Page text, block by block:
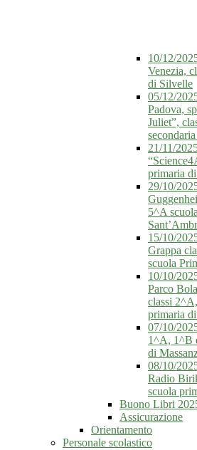
10/12/
Venezia,
di Silvelle
05/12/
Padova,
Juliet”,
21/11/
primaria
29/10/
5^A
15/10/
Grappa
scuola
10/10/
Parco
classi
primaria
07/10/
1^A, 1^B
di
08/10/
Radio
scuola
Buono Libri
Assicurazione
Orientamento
Personale scolastico